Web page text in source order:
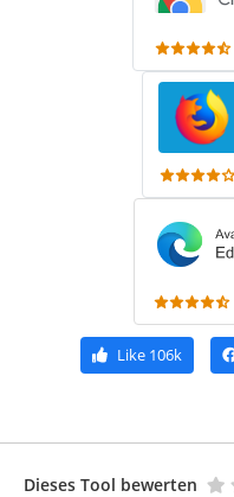
Like 106k
Dieses Tool bewerten